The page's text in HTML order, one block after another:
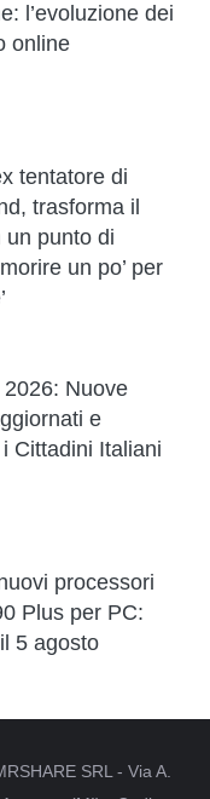
l’evoluzione dei
online
tentatore di
trasforma il
un punto di
un po’ per
Nuove
e
Cittadini Italiani
processori
Plus per PC:
5 agosto
SRL - Via A.